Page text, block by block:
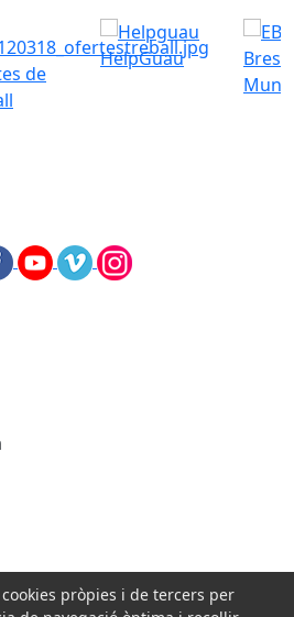
de
HelpGuau
pròpies i de tercers per